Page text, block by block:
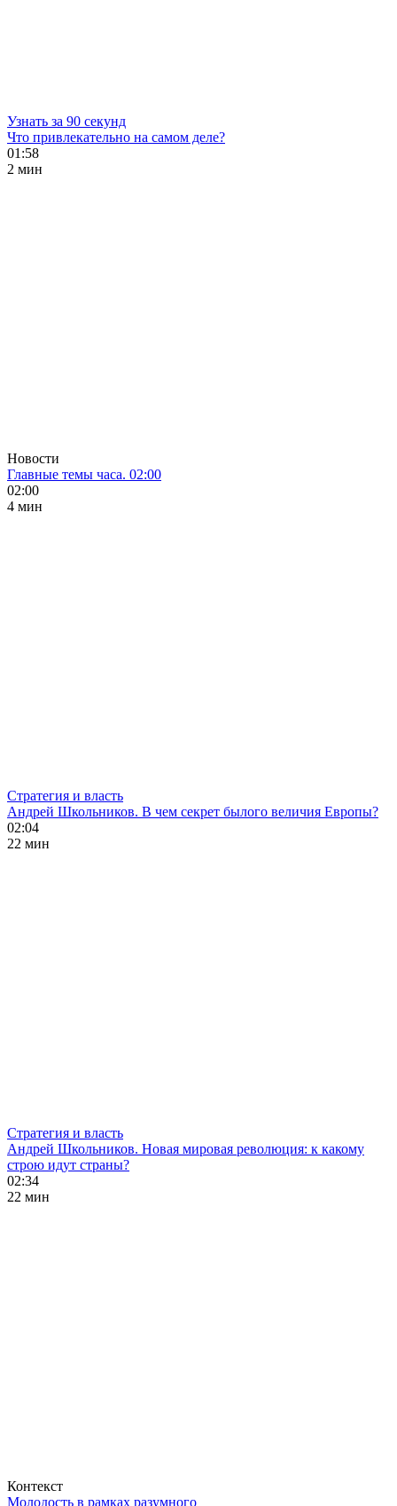
Узнать за 90 секунд
Что привлекательно на самом деле?
01:58
2 мин
Новости
Главные темы часа. 02:00
02:00
4 мин
Стратегия и власть
Андрей Школьников. В чем секрет былого величия Европы?
02:04
22 мин
Стратегия и власть
Андрей Школьников. Новая мировая революция: к какому
строю идут страны?
02:34
22 мин
Контекст
Молодость в рамках разумного